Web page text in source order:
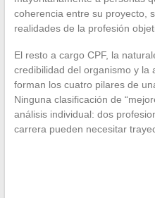
coherencia entre su proyecto,
realidades de la profesión
El resto a cargo CPF, la
credibilidad del organismo y la
forman los cuatro pilares de
Ninguna clasificación de
análisis individual: dos
carrera pueden necesitar